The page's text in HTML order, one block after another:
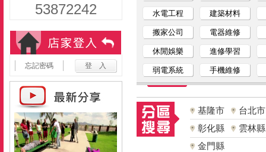
53872242
忘記密碼
水電工程 建築材料
搬家公司 電器維修
休閒娛樂 進修學習
弱電系統 手機維修
基隆市
台北市
彰化縣
雲林縣
金門縣